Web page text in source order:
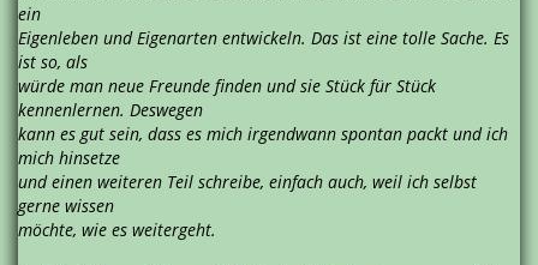
ein
Eigenleben und Eigenarten entwickeln. Das ist eine tolle Sache. Es
ist so, als
würde man neue Freunde finden und sie Stück für Stück
kennenlernen. Deswegen
kann es gut sein, dass es mich irgendwann spontan packt und ich
mich hinsetze
und einen weiteren Teil schreibe, einfach auch, weil ich selbst
gerne wissen
möchte, wie es weitergeht.